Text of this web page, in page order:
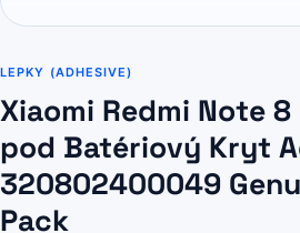
LEPKY (ADHESIVE)
Xiaomi Redmi Note 8
pod Batériový Kryt
320802400049
Pack